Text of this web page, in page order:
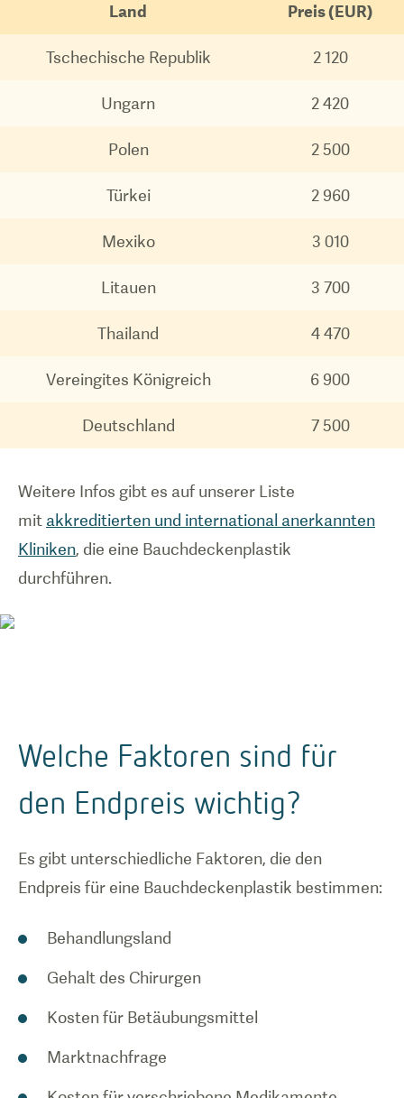
Land Preis (EUR)
Tschechische Republik 2 120
Ungarn 2 420
Polen 2 500
Türkei 2 960
Mexiko 3 010
Litauen 3 700
Thailand 4 470
Vereingites Königreich 6 900
Deutschland 7 500
Weitere Infos gibt es auf unserer Liste
mit akkreditierten und international anerkannten
Kliniken, die eine Bauchdeckenplastik
durchführen.
Welche Faktoren sind für
den Endpreis wichtig?
Es gibt unterschiedliche Faktoren, die den
Endpreis für eine Bauchdeckenplastik bestimmen:
Behandlungsland
Gehalt des Chirurgen
Kosten für Betäubungsmittel
Marktnachfrage